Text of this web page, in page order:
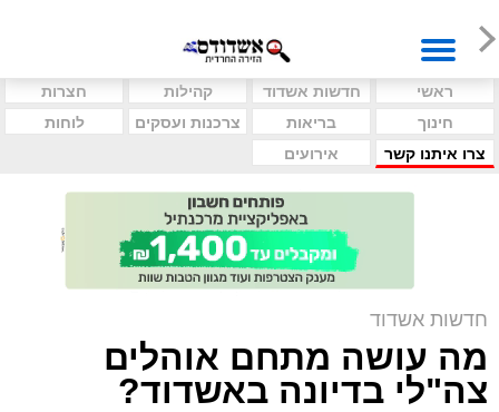
ראשי חדשות אשדוד קהילות
חצרות
חינוך
בריאות צרכנות ועסקים
לוחות
צרו איתנו קשר
אירועים
חדשות אשדוד
מה עושה מתחם אוהלים
צה"לי בדיונה באשדוד?